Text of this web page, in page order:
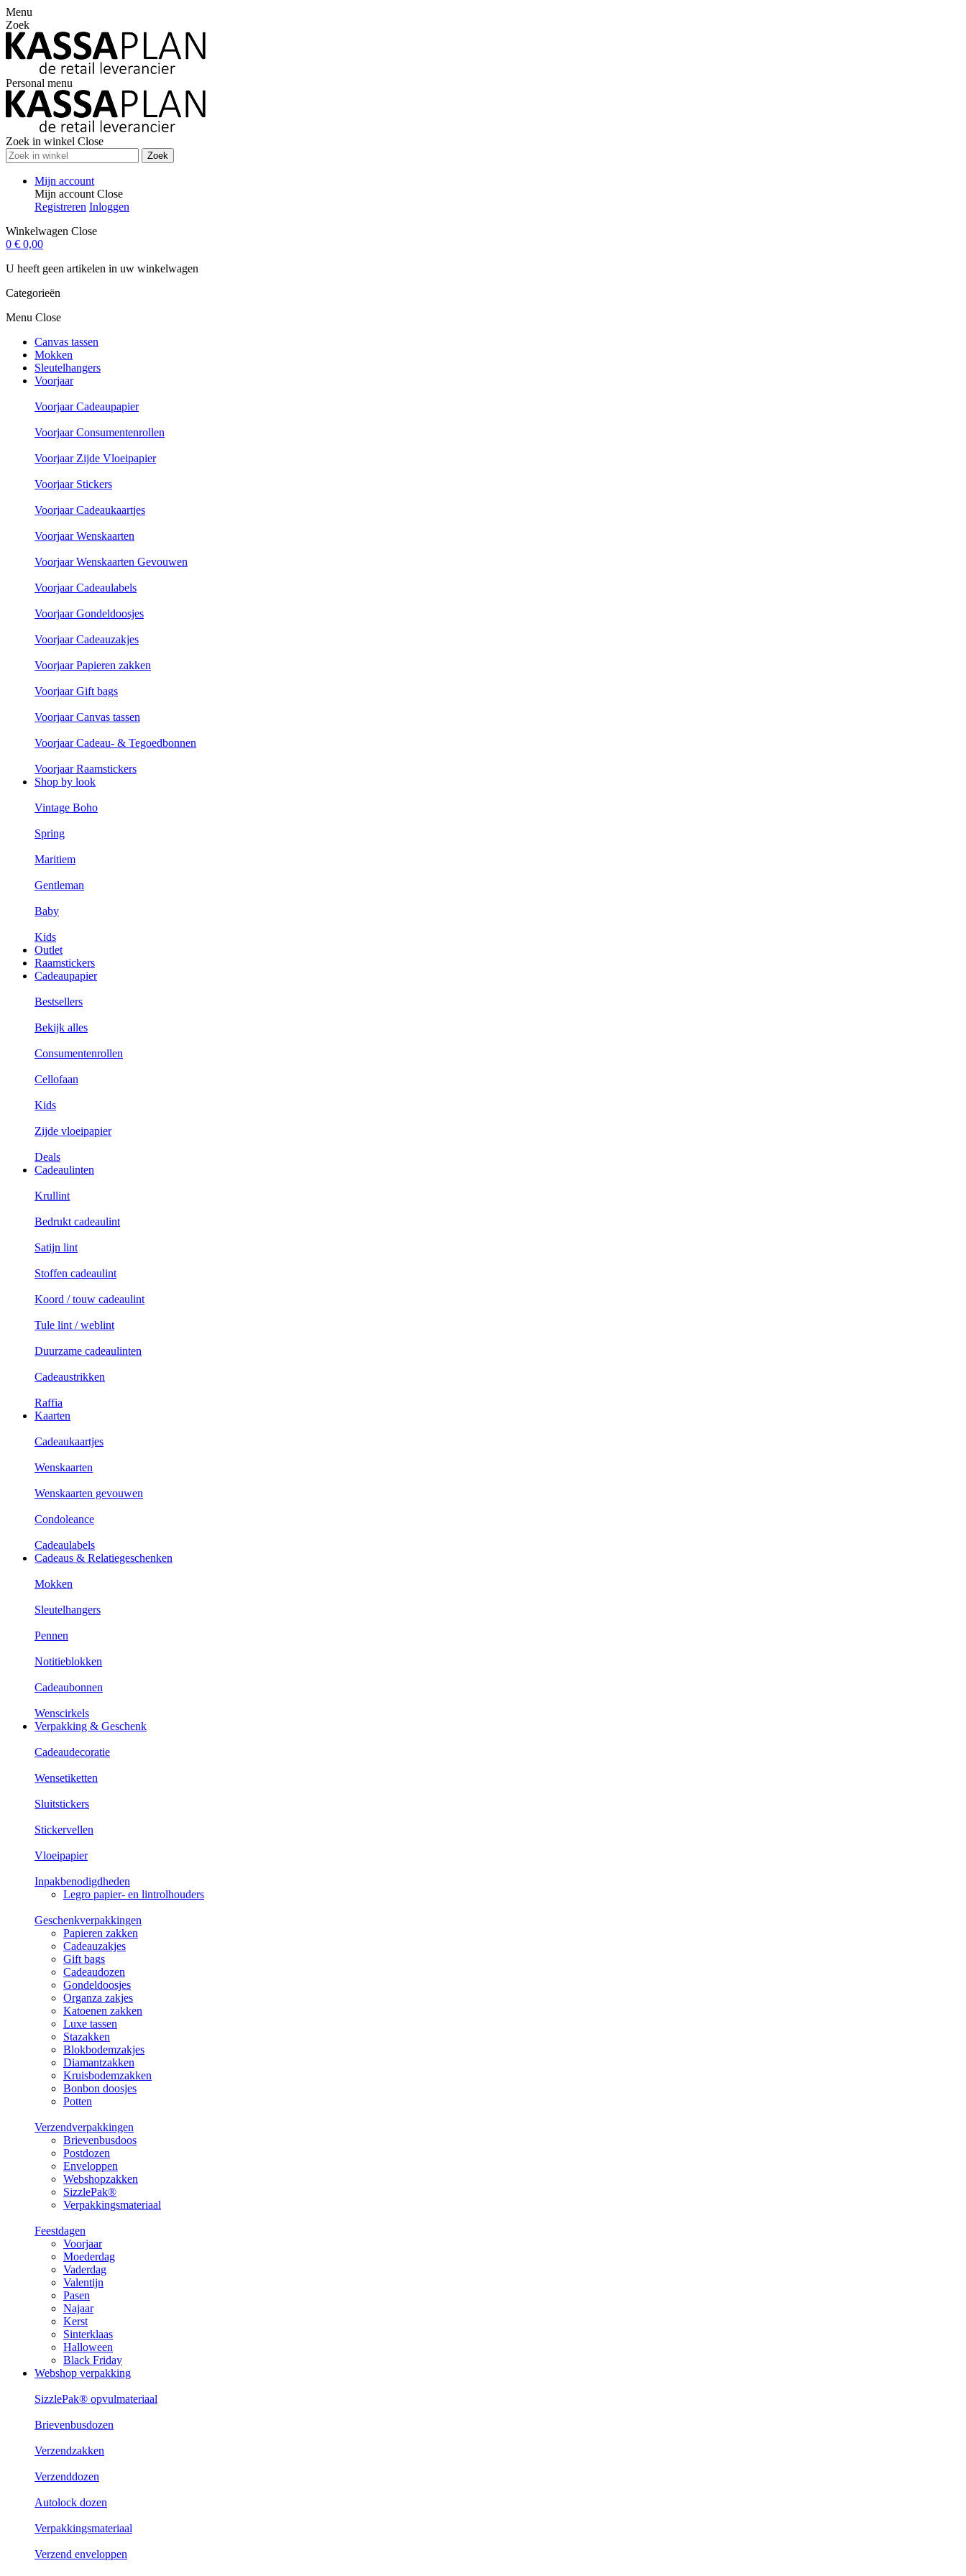
Menu
Zoek
Personal menu
Zoek in winkel Close
Zoek
Mijn account
Mijn account Close
Registreren Inloggen
Winkelwagen Close
0 € 0,00
U heeft geen artikelen in uw winkelwagen
Categorieën
Menu Close
Canvas tassen
Mokken
Sleutelhangers
Voorjaar
Voorjaar Cadeaupapier
Voorjaar Consumentenrollen
Voorjaar Zijde Vloeipapier
Voorjaar Stickers
Voorjaar Cadeaukaartjes
Voorjaar Wenskaarten
Voorjaar Wenskaarten Gevouwen
Voorjaar Cadeaulabels
Voorjaar Gondeldoosjes
Voorjaar Cadeauzakjes
Voorjaar Papieren zakken
Voorjaar Gift bags
Voorjaar Canvas tassen
Voorjaar Cadeau- & Tegoedbonnen
Voorjaar Raamstickers
Shop by look
Vintage Boho
Spring
Maritiem
Gentleman
Baby
Kids
Outlet
Raamstickers
Cadeaupapier
Bestsellers
Bekijk alles
Consumentenrollen
Cellofaan
Kids
Zijde vloeipapier
Deals
Cadeaulinten
Krullint
Bedrukt cadeaulint
Satijn lint
Stoffen cadeaulint
Koord / touw cadeaulint
Tule lint / weblint
Duurzame cadeaulinten
Cadeaustrikken
Raffia
Kaarten
Cadeaukaartjes
Wenskaarten
Wenskaarten gevouwen
Condoleance
Cadeaulabels
Cadeaus & Relatiegeschenken
Mokken
Sleutelhangers
Pennen
Notitieblokken
Cadeaubonnen
Wenscirkels
Verpakking & Geschenk
Cadeaudecoratie
Wensetiketten
Sluitstickers
Stickervellen
Vloeipapier
Inpakbenodigdheden
Legro papier- en lintrolhouders
Geschenkverpakkingen
Papieren zakken
Cadeauzakjes
Gift bags
Cadeaudozen
Gondeldoosjes
Organza zakjes
Katoenen zakken
Luxe tassen
Stazakken
Blokbodemzakjes
Diamantzakken
Kruisbodemzakken
Bonbon doosjes
Potten
Verzendverpakkingen
Brievenbusdoos
Postdozen
Enveloppen
Webshopzakken
SizzlePak®
Verpakkingsmateriaal
Feestdagen
Voorjaar
Moederdag
Vaderdag
Valentijn
Pasen
Najaar
Kerst
Sinterklaas
Halloween
Black Friday
Webshop verpakking
SizzlePak® opvulmateriaal
Brievenbusdozen
Verzendzakken
Verzenddozen
Autolock dozen
Verpakkingsmateriaal
Verzend enveloppen